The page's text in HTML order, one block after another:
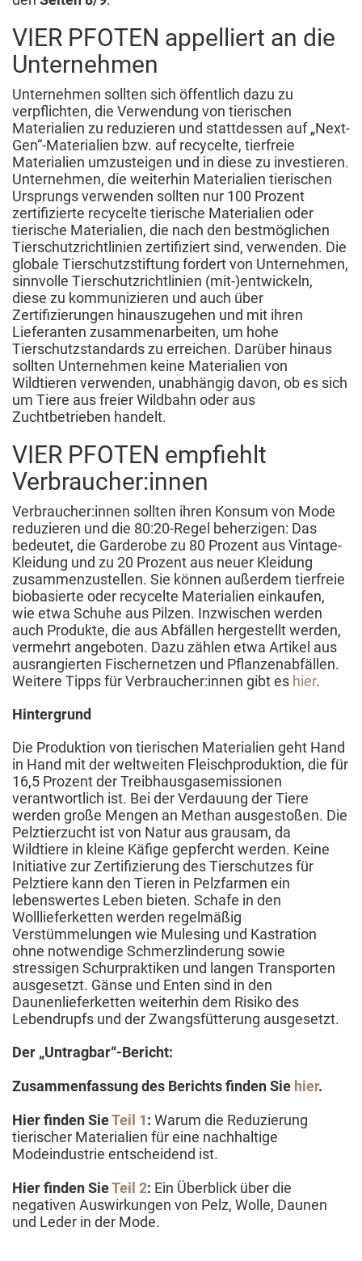
VIER PFOTEN appelliert an die
Unternehmen
Unternehmen sollten sich öffentlich dazu zu
verpflichten, die Verwendung von tierischen
Materialien zu reduzieren und stattdessen auf „Next-
Gen“-Materialien bzw. auf recycelte, tierfreie
Materialien umzusteigen und in diese zu investieren.
Unternehmen, die weiterhin Materialien tierischen
Ursprungs verwenden sollten nur 100 Prozent
zertifizierte recycelte tierische Materialien oder
tierische Materialien, die nach den bestmöglichen
Tierschutzrichtlinien zertifiziert sind, verwenden. Die
globale Tierschutzstiftung fordert von Unternehmen,
sinnvolle Tierschutzrichtlinien (mit-)entwickeln,
diese zu kommunizieren und auch über
Zertifizierungen hinauszugehen und mit ihren
Lieferanten zusammenarbeiten, um hohe
Tierschutzstandards zu erreichen. Darüber hinaus
sollten Unternehmen keine Materialien von
Wildtieren verwenden, unabhängig davon, ob es sich
um Tiere aus freier Wildbahn oder aus
Zuchtbetrieben handelt.
VIER PFOTEN empfiehlt
Verbraucher:innen
Verbraucher:innen sollten ihren Konsum von Mode
reduzieren und die 80:20-Regel beherzigen: Das
bedeutet, die Garderobe zu 80 Prozent aus Vintage-
Kleidung und zu 20 Prozent aus neuer Kleidung
zusammenzustellen. Sie können außerdem tierfreie
biobasierte oder recycelte Materialien einkaufen,
wie etwa Schuhe aus Pilzen. Inzwischen werden
auch Produkte, die aus Abfällen hergestellt werden,
vermehrt angeboten. Dazu zählen etwa Artikel aus
ausrangierten Fischernetzen und Pflanzenabfällen.
Weitere Tipps für Verbraucher:innen gibt es hier.
Hintergrund
Die Produktion von tierischen Materialien geht Hand
in Hand mit der weltweiten Fleischproduktion, die für
16,5 Prozent der Treibhausgasemissionen
verantwortlich ist. Bei der Verdauung der Tiere
werden große Mengen an Methan ausgestoßen. Die
Pelztierzucht ist von Natur aus grausam, da
Wildtiere in kleine Käfige gepfercht werden. Keine
Initiative zur Zertifizierung des Tierschutzes für
Pelztiere kann den Tieren in Pelzfarmen ein
lebenswertes Leben bieten. Schafe in den
Wolllieferketten werden regelmäßig
Verstümmelungen wie Mulesing und Kastration
ohne notwendige Schmerzlinderung sowie
stressigen Schurpraktiken und langen Transporten
ausgesetzt. Gänse und Enten sind in den
Daunenlieferketten weiterhin dem Risiko des
Lebendrupfs und der Zwangsfütterung ausgesetzt.
Der „Untragbar“-Bericht:
Zusammenfassung des Berichts finden Sie hier.
Hier finden SieTeil 1: Warum die Reduzierung
tierischer Materialien für eine nachhaltige
Modeindustrie entscheidend ist.
Hier finden SieTeil 2: Ein Überblick über die
negativen Auswirkungen von Pelz, Wolle, Daunen
und Leder in der Mode.